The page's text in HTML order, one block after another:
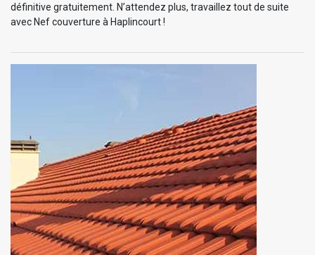
définitive gratuitement. N’attendez plus, travaillez tout de suite
avec Nef couverture à Haplincourt !